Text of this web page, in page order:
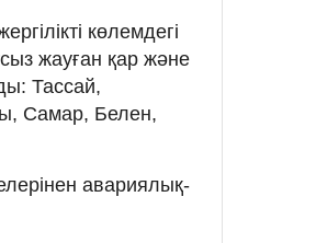
көлемдегі
жауған қар және
Тассай,
Самар, Белен,
авариялық-